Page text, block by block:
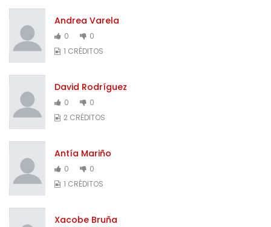
Andrea Varela
0
0
1 CRÉDITOS
David Rodríguez
0
0
2 CRÉDITOS
Antía Mariño
0
0
1 CRÉDITOS
Xacobe Bruña